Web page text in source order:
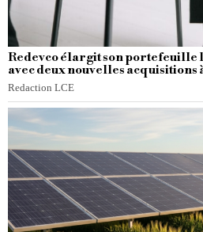
Redevco élargit son portefeuille
avec deux nouvelles
Redaction LCE